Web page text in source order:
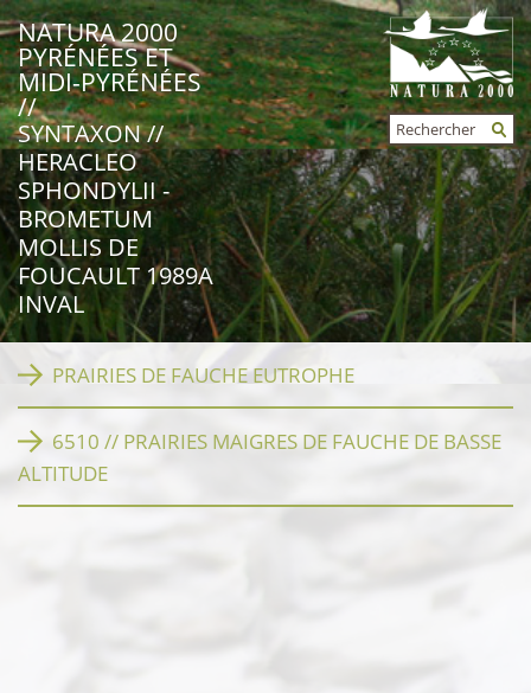
NATURA 2000
PYRÉNÉES ET
MIDI-PYRÉNÉES
//
SYNTAXON //
HERACLEO
SPHONDYLII -
BROMETUM
MOLLIS DE
FOUCAULT 1989A
INVAL
FORMULAIRE
DE
RECHERCHE
Rechercher
PRAIRIES DE FAUCHE EUTROPHE
6510 // PRAIRIES MAIGRES DE FAUCHE DE BASSE
ALTITUDE